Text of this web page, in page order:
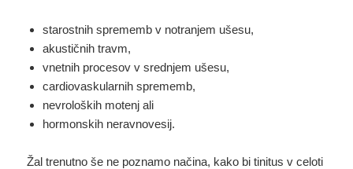
starostnih sprememb v notranjem ušesu,
akustičnih travm,
vnetnih procesov v srednjem ušesu,
cardiovaskularnih sprememb,
nevroloških motenj ali
hormonskih neravnovesij.
Žal trenutno še ne poznamo načina, kako bi tinitus v celoti